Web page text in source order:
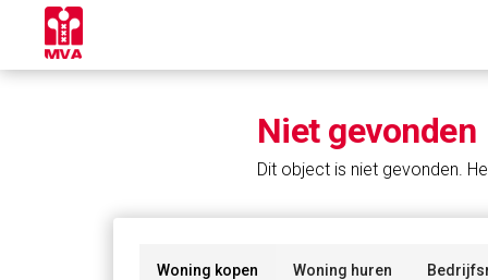
Niet gevonden
Dit object is niet gevonden.
Woning kopen Woning huren